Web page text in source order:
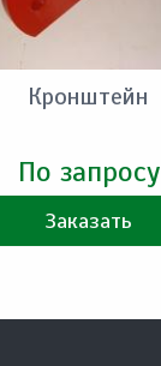
Кронштейн
По запросу
Заказать